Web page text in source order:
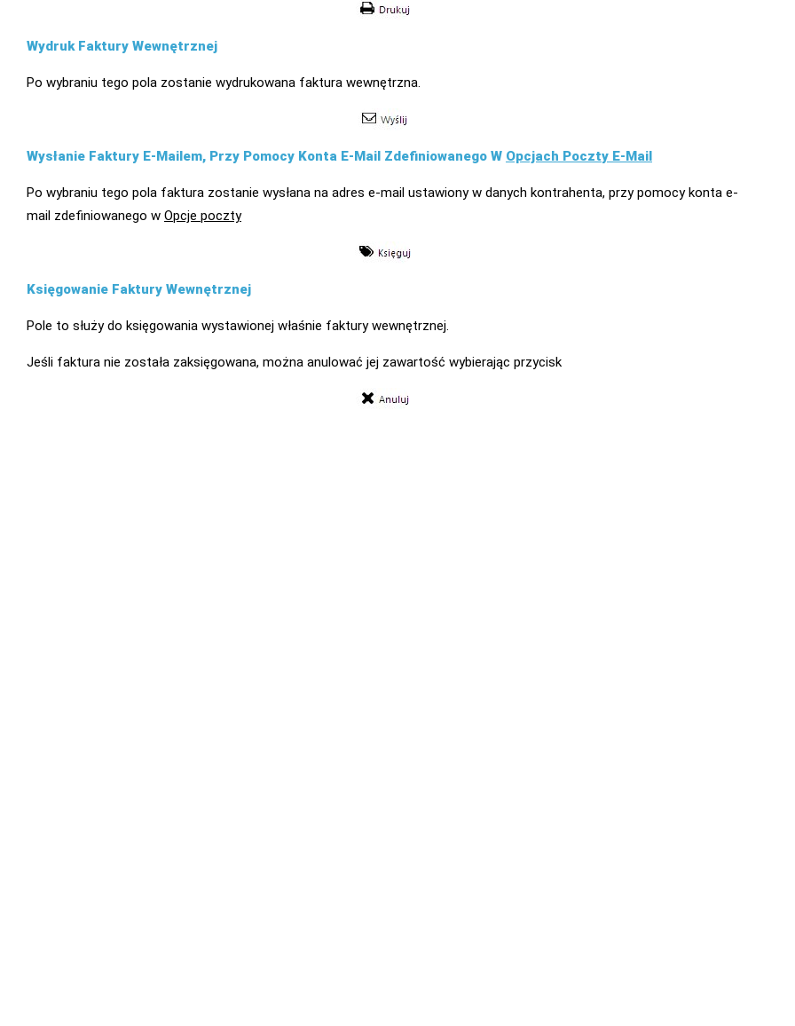
Wydruk Faktury Wewnętrznej
Po wybraniu tego pola zostanie wydrukowana faktura wewnętrzna.
Wysłanie Faktury E-Mailem, Przy Pomocy Konta E-Mail Zdefiniowanego W Opcjach Poczty E-Mail
Po wybraniu tego pola faktura zostanie wysłana na adres e-mail ustawiony w danych kontrahenta, przy pomocy konta e-
mail zdefiniowanego w Opcje poczty
Księgowanie Faktury Wewnętrznej
Pole to służy do księgowania wystawionej właśnie faktury wewnętrznej.
Jeśli faktura nie została zaksięgowana, można anulować jej zawartość wybierając przycisk